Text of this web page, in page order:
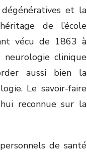
et la
de l’école
vécu de 1863 à
clinique
aussi bien la
Le savoir-faire
reconnue sur la
de santé